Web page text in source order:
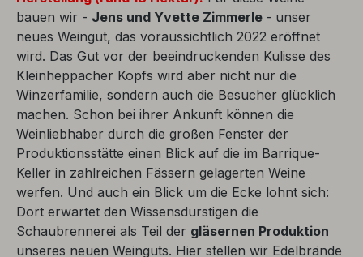
bauen wir - Jens und Yvette Zimmerle - unser
neues Weingut, das voraussichtlich 2022 eröffnet
wird. Das Gut vor der beeindruckenden Kulisse des
Kleinheppacher Kopfs wird aber nicht nur die
Winzerfamilie, sondern auch die Besucher glücklich
machen. Schon bei ihrer Ankunft können die
Weinliebhaber durch die großen Fenster der
Produktionsstätte einen Blick auf die im Barrique-
Keller in zahlreichen Fässern gelagerten Weine
werfen. Und auch ein Blick um die Ecke lohnt sich:
Dort erwartet den Wissensdurstigen die
Schaubrennerei als Teil der gläsernen Produktion
unseres neuen Weinguts. Hier stellen wir Edelbrände